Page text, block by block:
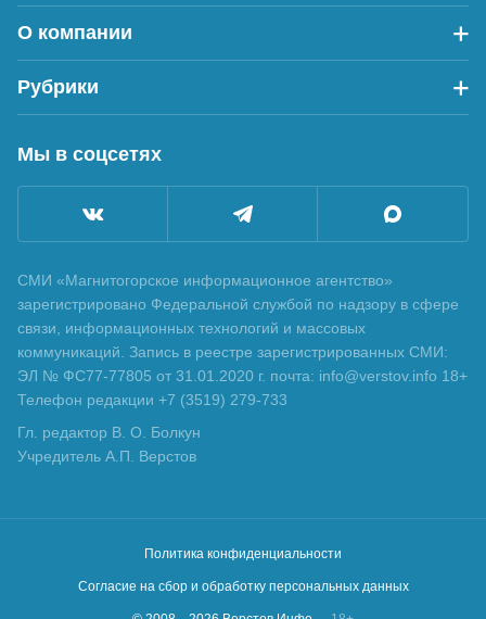
О компании
Рубрики
Мы в соцсетях
СМИ «Магнитогорское информационное агентство»
зарегистрировано Федеральной службой по надзору в сфере
связи, информационных технологий и массовых
коммуникаций. Запись в реестре зарегистрированных СМИ:
ЭЛ № ФС77-77805 от 31.01.2020 г. почта: info@verstov.info 18+
Телефон редакции +7 (3519) 279-733
Гл. редактор В. О. Болкун
Учредитель А.П. Верстов
Политика конфиденциальности
Согласие на сбор и обработку персональных данных